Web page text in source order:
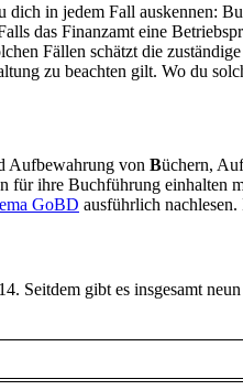
in jedem Fall auskennen:
das Finanzamt eine
Fällen schätzt die
zu beachten gilt. Wo du
Aufbewahrung von Büchern,
ihre Buchführung einhalten
GoBD ausführlich
gibt es insgesamt